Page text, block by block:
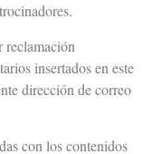
reclamación
insertados en este
dirección de correo
con los contenidos